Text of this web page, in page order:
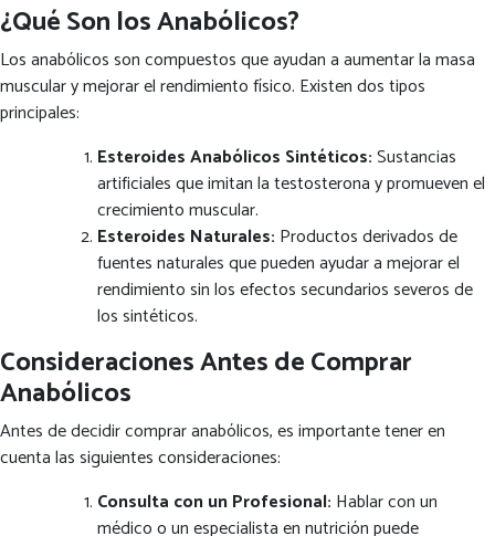
¿Qué Son los Anabólicos?
Los anabólicos son compuestos que ayudan a aumentar la masa
muscular y mejorar el rendimiento físico. Existen dos tipos
principales:
Esteroides Anabólicos Sintéticos:Sustancias
artificiales que imitan la testosterona y promueven el
crecimiento muscular.
Esteroides Naturales: Productos derivados de
fuentes naturales que pueden ayudar a mejorar el
rendimiento sin los efectos secundarios severos de
los sintéticos.
Consideraciones Antes de Comprar
Anabólicos
Antes de decidir comprar anabólicos, es importante tener en
cuenta las siguientes consideraciones:
Consulta con un Profesional: Hablar con un
médico o un especialista en nutrición puede